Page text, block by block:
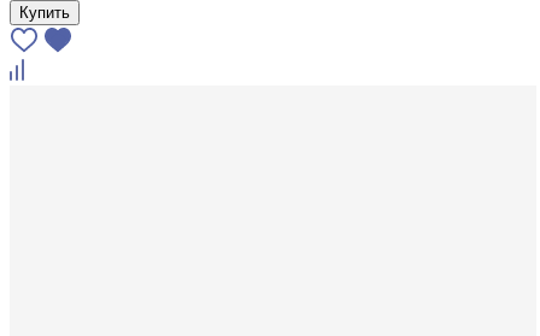
Купить